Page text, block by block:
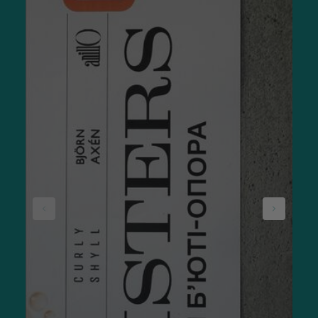
Мини-набор: уходовая косметика для лица корейская от
Purito состоит из:
слабокислотного геля для деликатной очистки кожи,
который удаляет загрязнения и снимает макияж;
гипоаллергенного солнцезащитного крема для лица;
увлажняющего тонера, подходящего для любого
восстанавливающего защитного крема с пантенолом.
Купив дорожный набор для ухода за кожей лица (Корея) от
бренда Real Barrier, клиент получает:
Кремовую пенку для деликатной очистки, которая
подходит для чувствительной и поврежденной кожи,
смягчает раздраженную кожу.
Пенку для очищения жирной кожи, которая поможет
избавиться от загрязнений, нормализовать секрецию
кожного сала и будет препятствовать развитию акне.
Стимулирует процессы заживления и устраняет
Увлажняющий крем с сохранением эффекта
увлажнения 72 часа, который успокаивает, снимает
раздражение, укрепляет барьер кожи.
Защитный крем, способствующий восстановлению,
увлажнению и укреплению поврежденных
кожных участков.